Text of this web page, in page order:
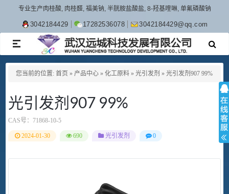
专业生产肉桂酸, 肉桂醛, 福美钠, 半胱胺盐酸盐, 8-羟基喹啉, 单氟磷酸钠
3042184429 17282536078 3042184429@qq.com
TOGGLE
NAVIGATION
您当前的位置: 首页 » 产品中心 » 化工原料 » 光引发剂 » 光引发剂907 99%
光引发剂907 99%
CAS号： 71868-10-5
2024-01-30 690 光引发剂 0